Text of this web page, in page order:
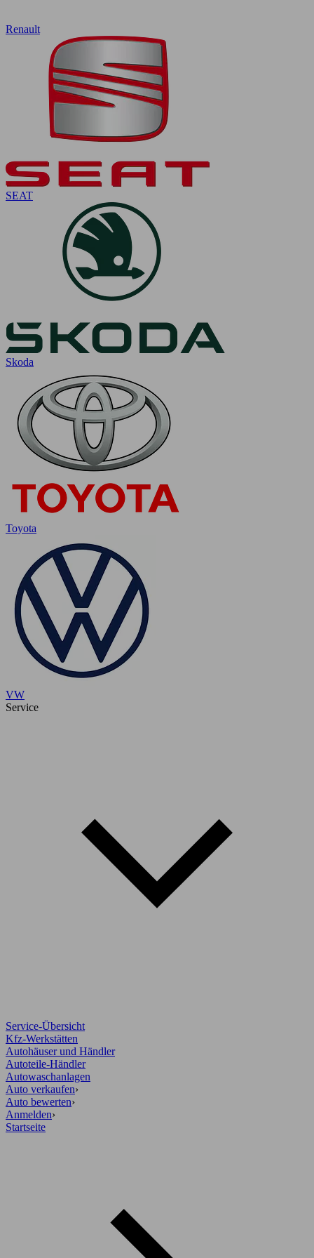
Renault
SEAT
Skoda
Toyota
VW
Service
Service-Übersicht
Kfz-Werkstätten
Autohäuser und Händler
Autoteile-Händler
Autowaschanlagen
Auto verkaufen›
Auto bewerten›
Anmelden›
Startseite